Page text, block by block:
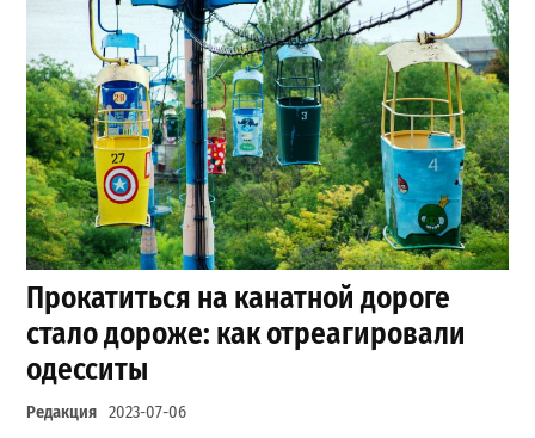
Прокатиться на канатной дороге
стало дороже: как отреагировали
одесситы
Редакция 2023-07-06